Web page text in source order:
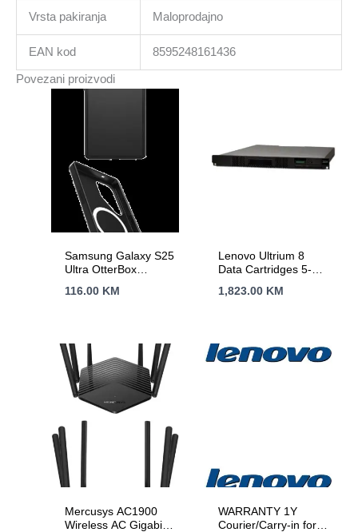
Vrsta pakiranja Maloprodajno
EAN kod 8595248161436
Povezani proizvodi
Samsung Galaxy S25
Ultra OtterBox
Case Black
116.00 KM
Lenovo Ultrium 8
Data Cartridges 5-
1,823.00 KM
Mercusys AC1900
Wireless AC Gigabit
WARRANTY 1Y
Courier/Carry-in for